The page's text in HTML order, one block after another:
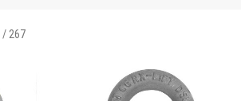
267